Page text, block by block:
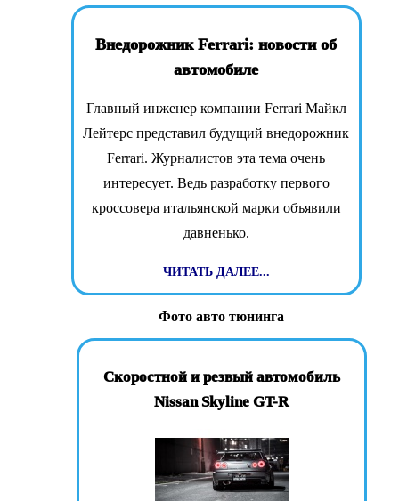
Внедорожник Ferrari: новости об
автомобиле
Главный инженер компании Ferrari Майкл
Лейтерс представил будущий внедорожник
Ferrari. Журналистов эта тема очень
интересует. Ведь разработку первого
кроссовера итальянской марки объявили
давненько.
ЧИТАТЬ ДАЛЕЕ...
Фото авто тюнинга
Скоростной и резвый автомобиль
Nissan Skyline GT-R